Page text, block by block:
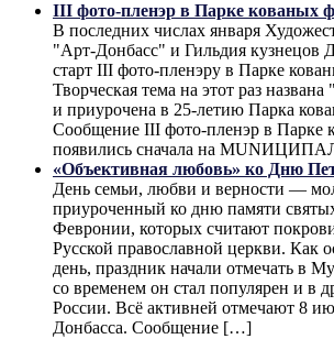
III фото-пленэр в Парке кованых
В последних числах января
"Арт-Донбасс" и Гильдия кузнецов
старт III фото-пленэру в Парке
Творческая тема на этот раз
и приурочена в 25-летию Парка
Сообщение III фото-пленэр в Парке
появились сначала на
«Объективная любовь» ко Дню
День семьи, любви и верности —
приуроченный ко дню памяти
Февронии, которых считают
Русской православной церкви. Как
день, праздник начали отмечать в
со временем он стал популярен и в
России. Всё активней отмечают 8
Донбасса. Сообщение […]